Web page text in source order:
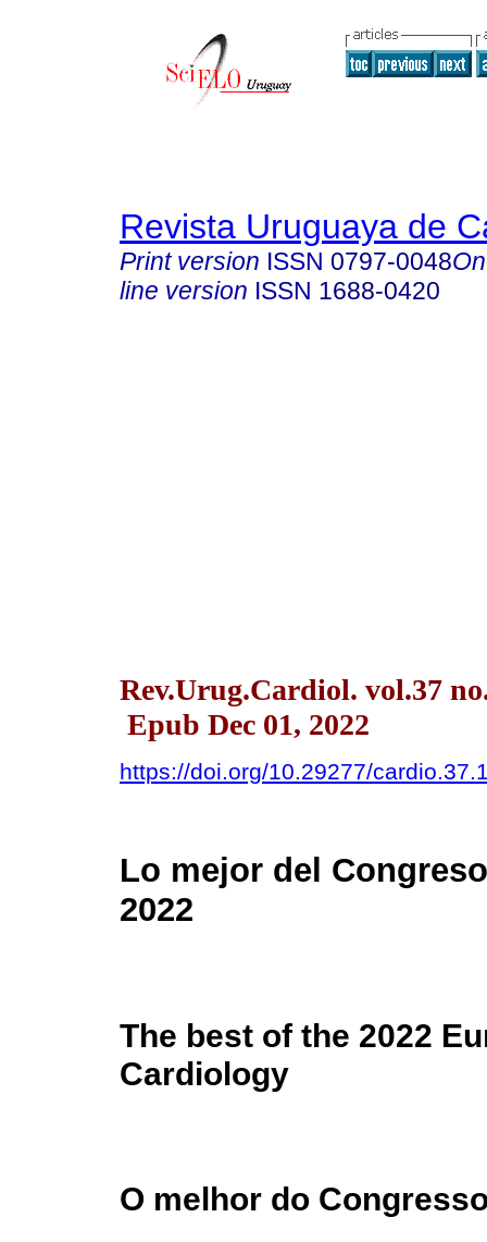
Revista Uruguaya de
Print version ISSN 0797-0048
line version ISSN 1688-0420
Rev.Urug.Cardiol. vol.37
Epub Dec 01, 2022
https://doi.org/10.29277/
Lo mejor del
2022
The best of the 2022
Cardiology
O melhor do